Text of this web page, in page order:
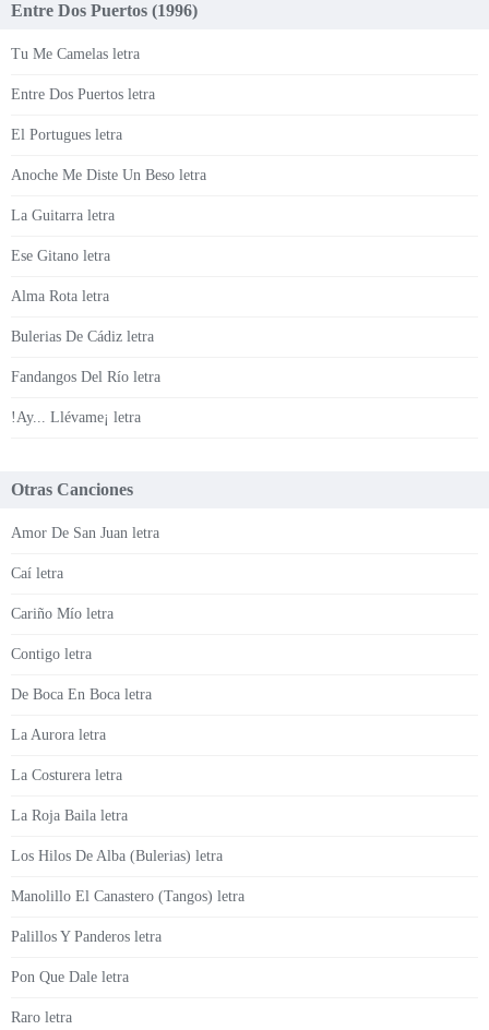
Entre Dos Puertos (1996)
Tu Me Camelas letra
Entre Dos Puertos letra
El Portugues letra
Anoche Me Diste Un Beso letra
La Guitarra letra
Ese Gitano letra
Alma Rota letra
Bulerias De Cádiz letra
Fandangos Del Río letra
!Ay... Llévame¡ letra
Otras Canciones
Amor De San Juan letra
Caí letra
Cariño Mío letra
Contigo letra
De Boca En Boca letra
La Aurora letra
La Costurera letra
La Roja Baila letra
Los Hilos De Alba (Bulerias) letra
Manolillo El Canastero (Tangos) letra
Palillos Y Panderos letra
Pon Que Dale letra
Raro letra